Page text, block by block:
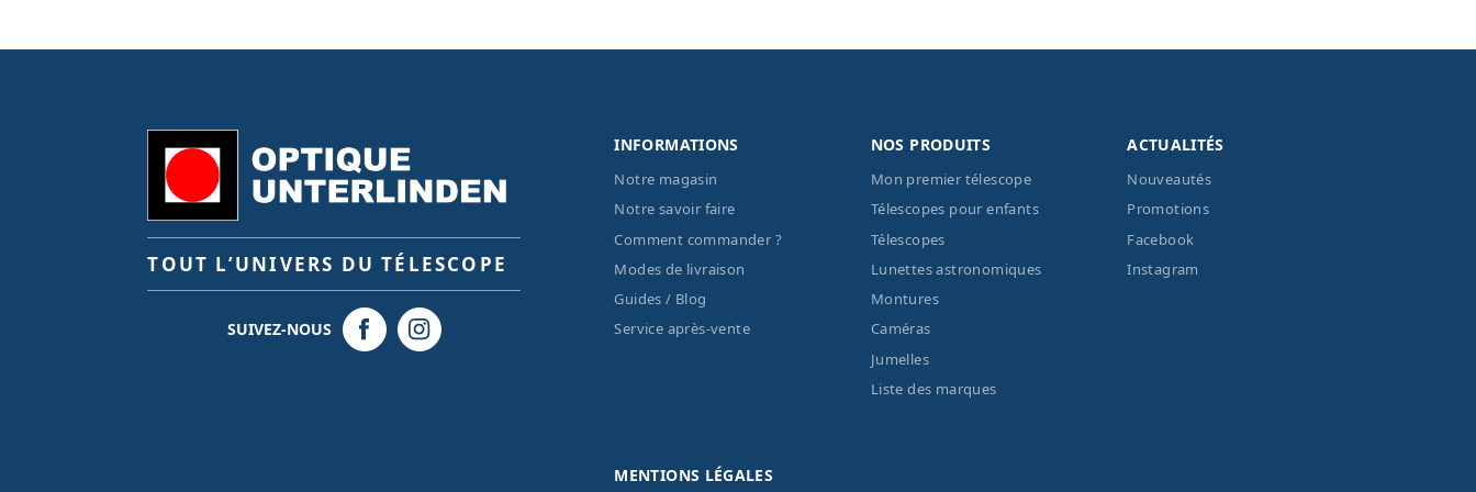
TOUT L’UNIVERS DU TÉLESCOPE
SUIVEZ-NOUS
INFORMATIONS
Notre magasin
Notre savoir faire
Comment commander ?
Modes de livraison
Guides / Blog
Service après-vente
NOS PRODUITS
Mon premier télescope
Télescopes pour enfants
Télescopes
Lunettes astronomiques
Montures
Caméras
Jumelles
Liste des marques
ACTUALITÉS
Nouveautés
Promotions
Facebook
Instagram
MENTIONS LÉGALES